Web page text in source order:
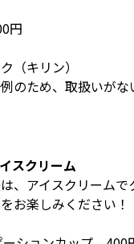
円
（キリン）
のため、取扱いがな
スクリーム
、アイスクリームで
お楽しみください！